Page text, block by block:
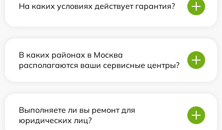
На каких условиях действует гарантия?
В каких районах в Москва
располагаются ваши сервисные центры?
Выполняете ли вы ремонт для
юридических лиц?